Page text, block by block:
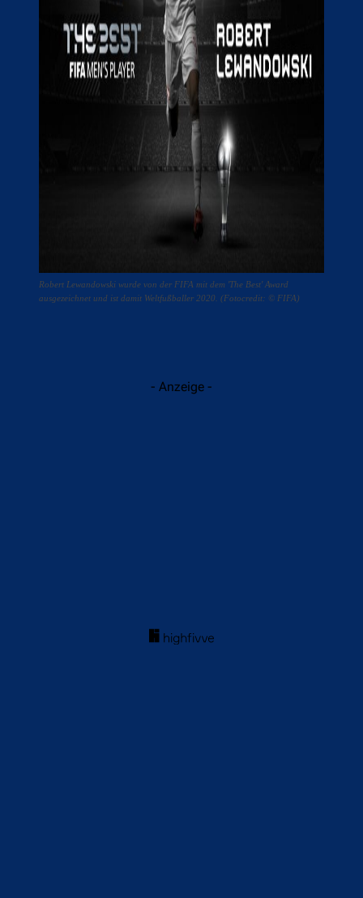
Robert Lewandowski wurde von der FIFA mit dem 'The Best' Award
ausgezeichnet und ist damit Weltfußballer 2020. (Fotocredit: © FIFA)
- Anzeige -